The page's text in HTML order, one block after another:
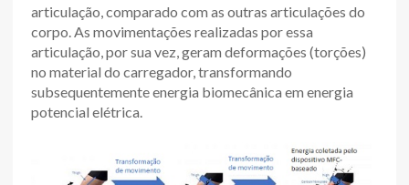
articulação, comparado com as outras articulações do
corpo. As movimentações realizadas por essa
articulação, por sua vez, geram deformações (torções)
no material do carregador, transformando
subsequentemente energia biomecânica em energia
potencial elétrica.